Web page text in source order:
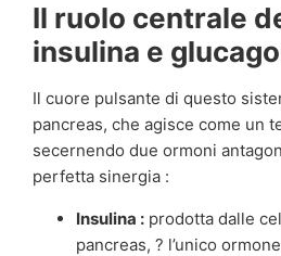
Il ruolo centrale
insulina e
Il cuore pulsante di questo
pancreas, che agisce come un
secernendo due ormoni
perfetta sinergia :
Insulina : prodotta dalle
pancreas, ? l’unico